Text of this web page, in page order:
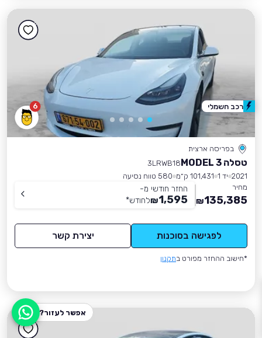
6
בפריסה ארצית
טסלה MODEL 3
3LRWB18
2021 יד 1 101,431 ק״מ
580 טווח נסיעה
מחיר
135,385
₪
החזר חודשי מ-
1,595
₪לחודש*
לפגישה בסוכנות יצירת קשר
*חישוב ההחזר מפורט בתקנון
רכב חשמלי
אפשר לעזור?